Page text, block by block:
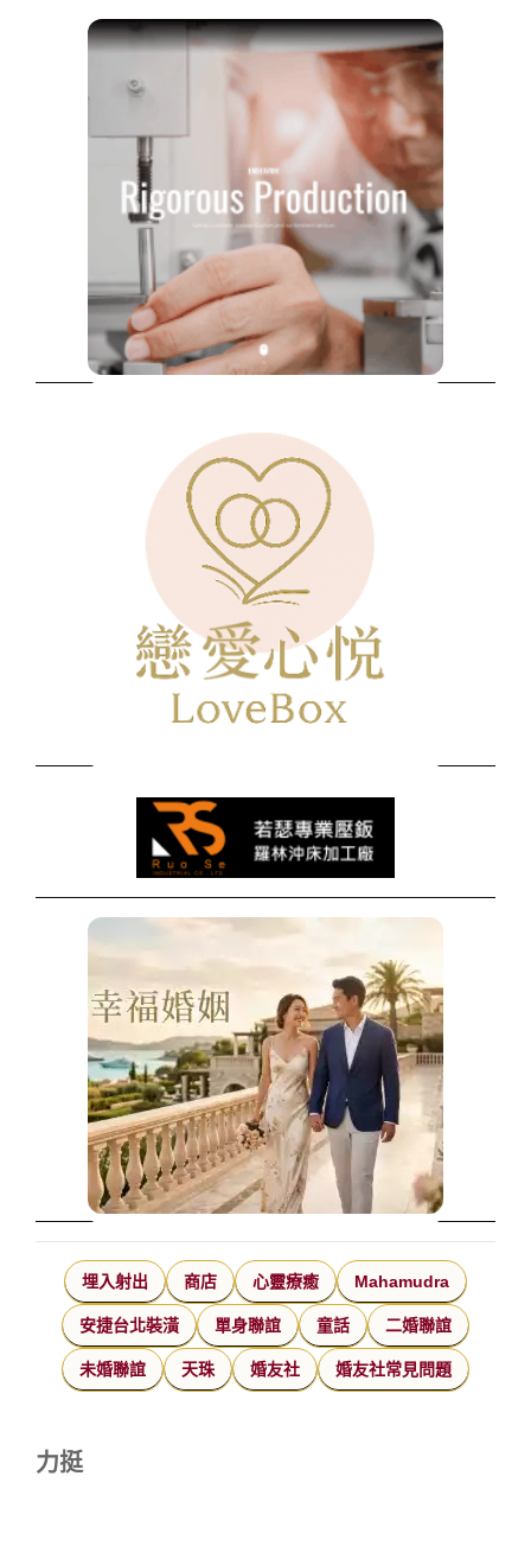
埋入射出 商店 心靈療癒 Mahamudra
安捷台北裝潢 單身聯誼 童話 二婚聯誼
未婚聯誼 天珠 婚友社 婚友社常見問題
力挺